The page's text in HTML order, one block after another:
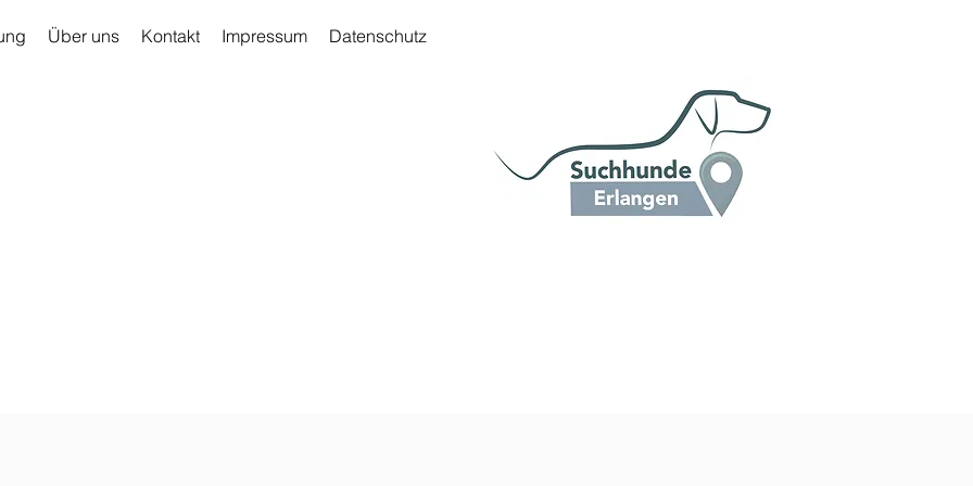
Über uns Kontakt Impressum Datenschutz